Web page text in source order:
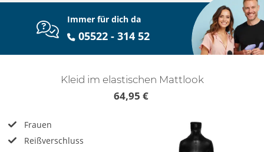
Immer für dich da
05522 - 314 52
Kleid im elastischen Mattlook
64,95 €
Frauen
Reißverschluss